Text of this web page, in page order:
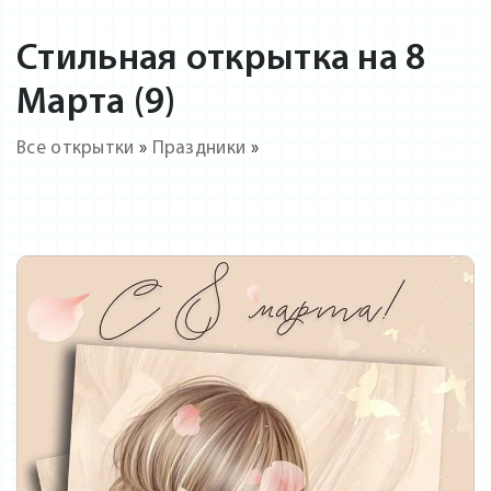
Стильная открытка на 8
Марта (9)
Все открытки » Праздники »